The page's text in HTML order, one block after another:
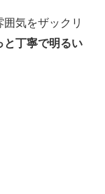
気をザックリ
と丁寧で明るい